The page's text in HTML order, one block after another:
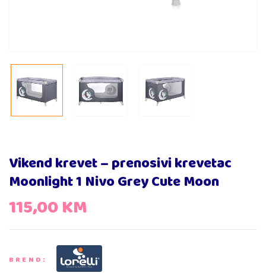
Vikend krevet – prenosivi krevetac
Moonlight 1 Nivo Grey Cute Moon
115,00KM
BREND: